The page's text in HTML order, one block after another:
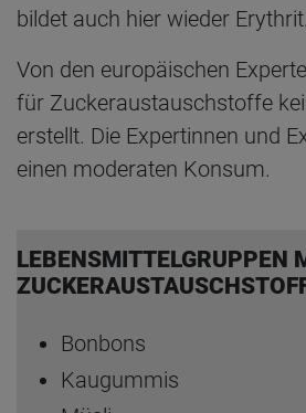
bildet auch hier wieder Erythrit.
Von den europäischen
für Zuckeraustauschstoffe
erstellt. Die Expertinnen und
einen moderaten Konsum.
LEBENSMITTELGRUPPEN
Bonbons
Kaugummis